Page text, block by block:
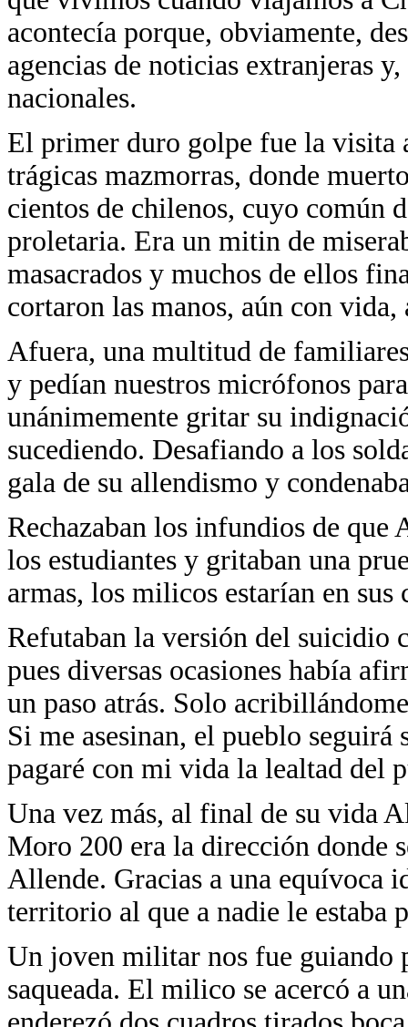
acontecía porque, obviamente,
agencias de noticias extranjeras
nacionales.
El primer duro golpe fue la visita
trágicas mazmorras, donde
cientos de chilenos, cuyo común
proletaria. Era un mitin de
masacrados y muchos de ellos
cortaron las manos, aún con
Afuera, una multitud de
y pedían nuestros micrófonos
unánimemente gritar su
sucediendo. Desafiando a los
gala de su allendismo y
Rechazaban los infundios de que
los estudiantes y gritaban una
armas, los milicos estarían en sus
Refutaban la versión del suicidio
pues diversas ocasiones había
un paso atrás. Solo
Si me asesinan, el pueblo
pagaré con mi vida la lealtad del
Una vez más, al final de su vida
Moro 200 era la dirección donde
Allende. Gracias a una equívoca
territorio al que a nadie le estaba
Un joven militar nos fue guiando
saqueada. El milico se acercó a